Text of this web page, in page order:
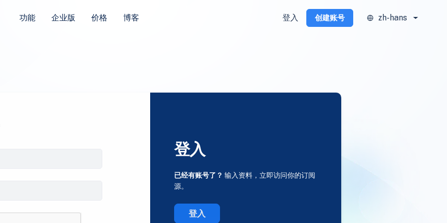
功能 企业版 价格 博客 登入 创建账号 zh-hans
登入
已经有账号了？ 输入资料，立即访问你的订阅
源。
登入